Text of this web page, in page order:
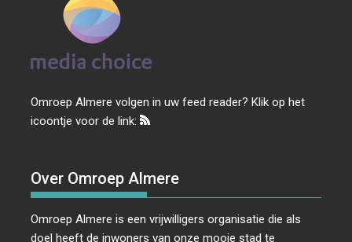
Omroep Almere volgen in uw feed reader? Klik op het
icoontje voor de link:
Over Omroep Almere
Omroep Almere is een vrijwilligers organisatie die als
doel heeft de inwoners van onze mooie stad te